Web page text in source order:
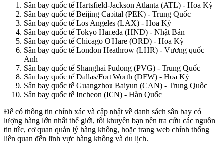
Sân bay quốc tế Hartsfield-Jackson Atlanta (ATL) - Hoa Kỳ
Sân bay quốc tế Beijing Capital (PEK) - Trung Quốc
Sân bay quốc tế Los Angeles (LAX) - Hoa Kỳ
Sân bay quốc tế Tokyo Haneda (HND) - Nhật Bản
Sân bay quốc tế Chicago O'Hare (ORD) - Hoa Kỳ
Sân bay quốc tế London Heathrow (LHR) - Vương quốc
Anh
Sân bay quốc tế Shanghai Pudong (PVG) - Trung Quốc
Sân bay quốc tế Dallas/Fort Worth (DFW) - Hoa Kỳ
Sân bay quốc tế Guangzhou Baiyun (CAN) - Trung Quốc
Sân bay quốc tế Incheon (ICN) - Hàn Quốc
Để có thông tin chính xác và cập nhật về danh sách sân bay có
lượng hàng lớn nhất thế giới, tôi khuyên bạn nên tra cứu các nguồn
tin tức, cơ quan quản lý hàng không, hoặc trang web chính thống
liên quan đến lĩnh vực hàng không và du lịch.